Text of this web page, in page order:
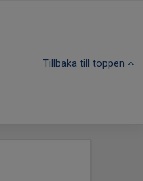
Tillbaka till toppen